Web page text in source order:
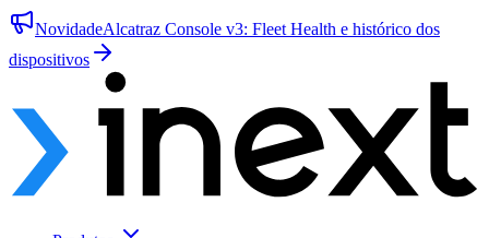
NovidadeAlcatraz Console v3: Fleet Health e histórico dos
dispositivos